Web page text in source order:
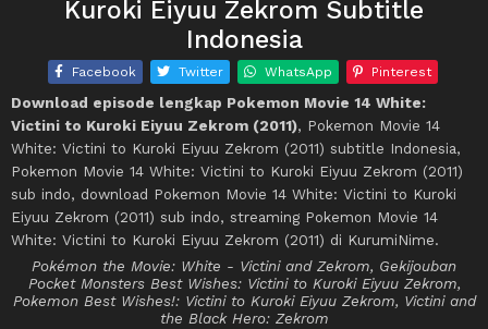
Kuroki Eiyuu Zekrom Subtitle
Indonesia
Facebook Twitter WhatsApp Pinterest
Download episode lengkap Pokemon Movie 14 White:
Victini to Kuroki Eiyuu Zekrom (2011), Pokemon Movie 14
White: Victini to Kuroki Eiyuu Zekrom (2011) subtitle Indonesia,
Pokemon Movie 14 White: Victini to Kuroki Eiyuu Zekrom (2011)
sub indo, download Pokemon Movie 14 White: Victini to Kuroki
Eiyuu Zekrom (2011) sub indo, streaming Pokemon Movie 14
White: Victini to Kuroki Eiyuu Zekrom (2011) di KurumiNime.
Pokémon the Movie: White - Victini and Zekrom, Gekijouban
Pocket Monsters Best Wishes: Victini to Kuroki Eiyuu Zekrom,
Pokemon Best Wishes!: Victini to Kuroki Eiyuu Zekrom, Victini and
the Black Hero: Zekrom